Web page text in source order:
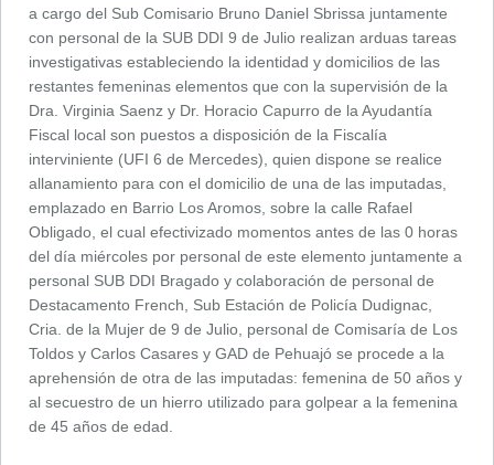
a cargo del Sub Comisario Bruno Daniel Sbrissa juntamente
con personal de la SUB DDI 9 de Julio realizan arduas tareas
investigativas estableciendo la identidad y domicilios de las
restantes femeninas elementos que con la supervisión de la
Dra. Virginia Saenz y Dr. Horacio Capurro de la Ayudantía
Fiscal local son puestos a disposición de la Fiscalía
interviniente (UFI 6 de Mercedes), quien dispone se realice
allanamiento para con el domicilio de una de las imputadas,
emplazado en Barrio Los Aromos, sobre la calle Rafael
Obligado, el cual efectivizado momentos antes de las 0 horas
del día miércoles por personal de este elemento juntamente a
personal SUB DDI Bragado y colaboración de personal de
Destacamento French, Sub Estación de Policía Dudignac,
Cria. de la Mujer de 9 de Julio, personal de Comisaría de Los
Toldos y Carlos Casares y GAD de Pehuajó se procede a la
aprehensión de otra de las imputadas: femenina de 50 años y
al secuestro de un hierro utilizado para golpear a la femenina
de 45 años de edad.